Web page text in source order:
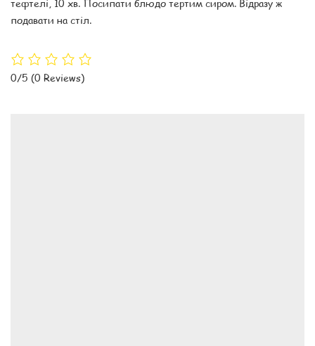
подавати на стіл.
0/5 (0 Reviews)